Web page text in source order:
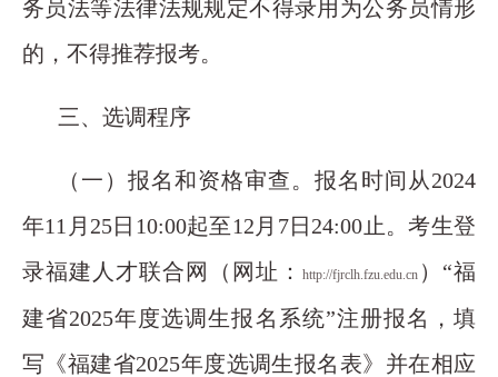
务员法等法律法规规定不得录用为公务员情形
的，不得推荐报考。
三、选调程序
（一）报名和资格审查。报名时间从2024
年11月25日10:00起至12月7日24:00止。考生登
录福建人才联合网（网址：
http://fjrclh.fzu.edu.cn ）“福
建省2025年度选调生报名系统”注册报名，填
写《福建省2025年度选调生报名表》并在相应